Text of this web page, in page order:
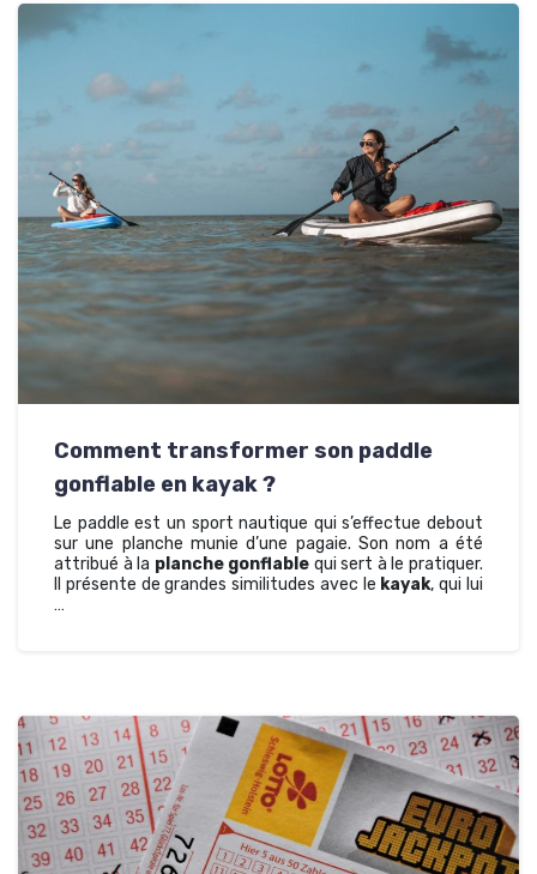
Comment transformer son paddle
gonflable en kayak ?
Le paddle est un sport nautique qui s’effectue debout
sur une planche munie d’une pagaie. Son nom a été
attribué à la planche gonflable qui sert à le pratiquer.
Il présente de grandes similitudes avec le kayak, qui lui
…